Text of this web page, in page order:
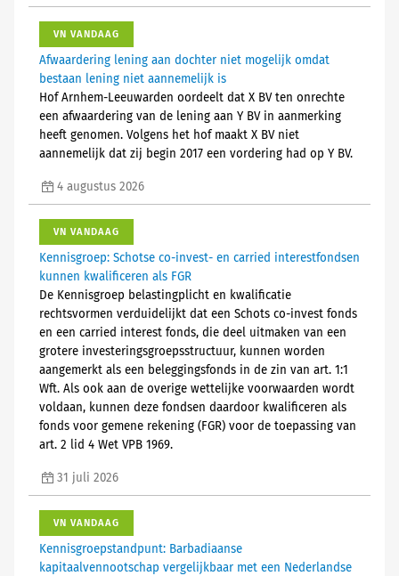
VN VANDAAG
Afwaardering lening aan dochter niet mogelijk omdat
bestaan lening niet aannemelijk is
Hof Arnhem-Leeuwarden oordeelt dat X BV ten onrechte
een afwaardering van de lening aan Y BV in aanmerking
heeft genomen. Volgens het hof maakt X BV niet
aannemelijk dat zij begin 2017 een vordering had op Y BV.
4 augustus 2026
VN VANDAAG
Kennisgroep: Schotse co-invest- en carried interestfondsen
kunnen kwalificeren als FGR
De Kennisgroep belastingplicht en kwalificatie
rechtsvormen verduidelijkt dat een Schots co-invest fonds
en een carried interest fonds, die deel uitmaken van een
grotere investeringsgroepsstructuur, kunnen worden
aangemerkt als een beleggingsfonds in de zin van art. 1:1
Wft. Als ook aan de overige wettelijke voorwaarden wordt
voldaan, kunnen deze fondsen daardoor kwalificeren als
fonds voor gemene rekening (FGR) voor de toepassing van
art. 2 lid 4 Wet VPB 1969.
31 juli 2026
VN VANDAAG
Kennisgroepstandpunt: Barbadiaanse
kapitaalvennootschap vergelijkbaar met een Nederlandse